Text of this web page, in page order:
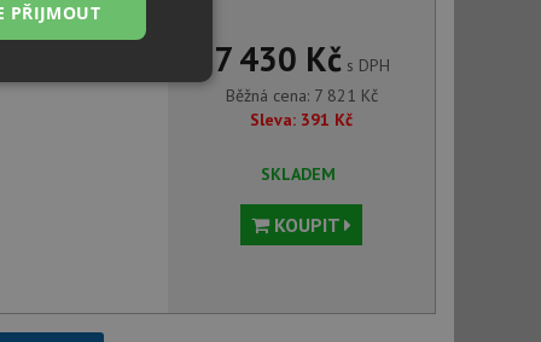
7 430 Kčs DPH
Běžná cena: 7 821 Kč
Sleva: 391 Kč
SKLADEM
KOUPIT
PŘIJMOUT
Nezařazené
účtu. Webové